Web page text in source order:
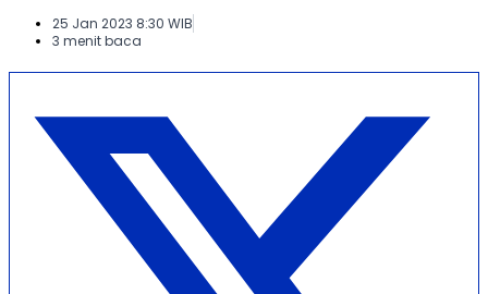
25 Jan 2023 8:30 WIB
3 menit baca